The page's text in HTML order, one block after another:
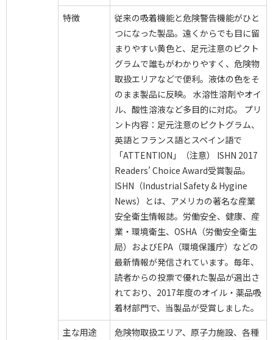
特徴
従来の吸着機能と危険警告機能がひと
つになった製品。遠くからでも目に留
まりやすい黄色と、足元注意のピクト
グラムで誰もがわかりやすく、危険物
取扱エリアなどで便利。液体の色をそ
のまま製品に反映。 水溶性溶剤やオイ
ル、酸性溶液など多目的に対応。 プリ
ント内容：足元注意のピクトグラム、
英語とフランス語とスペイン語で
「ATTENTION」（注意） ISHN 2017
Readers’ Choice Award受賞製品。
ISHN（Industrial Safety & Hygine
News）とは、アメリカの著名な産業
安全衛生情報誌。労働安全、健康、産
業・環境衛生、OSHA（労働安全衛生
局）およびEPA（環境保護庁）などの
最新情報が発信されています。毎年、
読者からの投票で優れた製品が選出さ
れており、2017年度のオイル・薬品吸
着材部門で、当製品が受賞しました。
主な用途
危険物取扱エリア、原子力施設、各種